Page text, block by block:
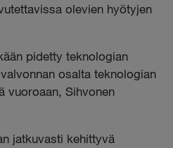
olevien hyötyjen
pidetty teknologian
osalta teknologian
vuoroaan, Sihvonen
jatkuvasti kehittyvä